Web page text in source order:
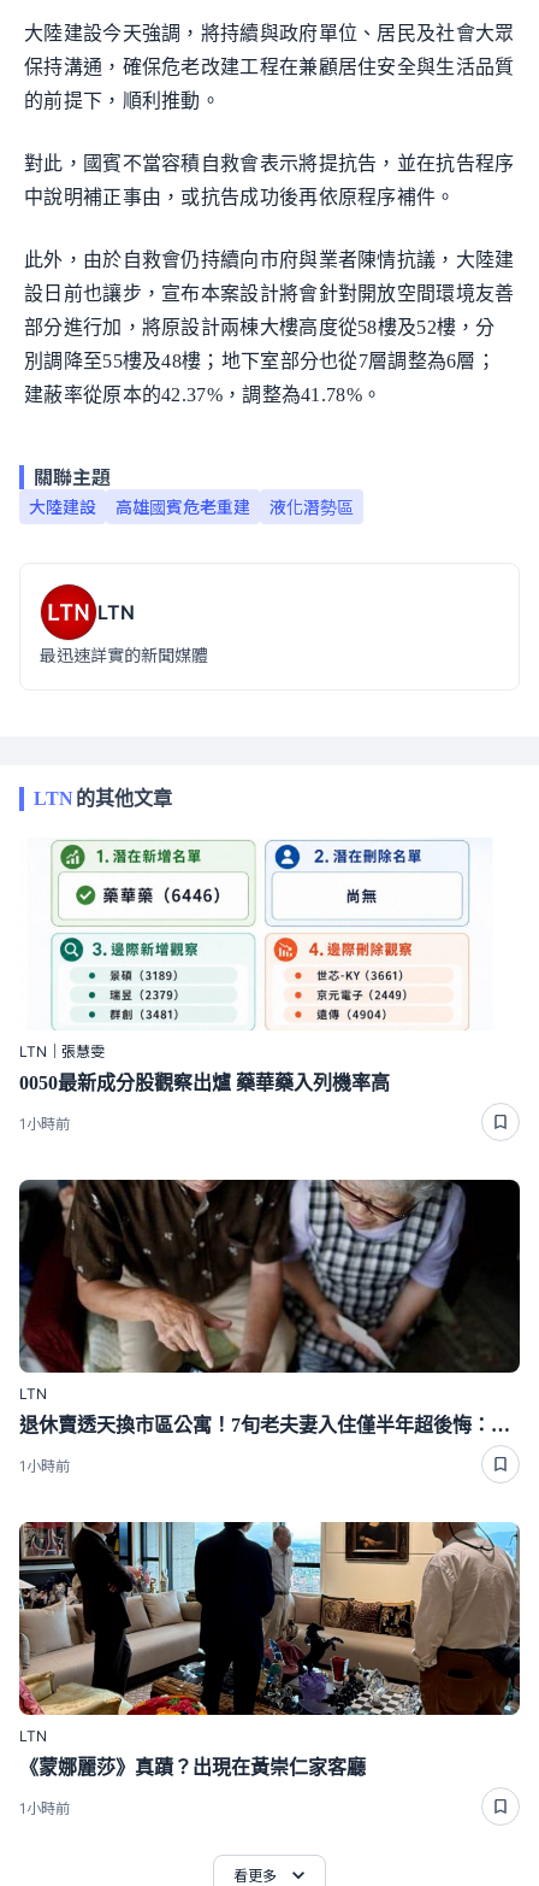
大陸建設今天強調，將持續與政府單位、居民及社會大眾
保持溝通，確保危老改建工程在兼顧居住安全與生活品質
的前提下，順利推動。
對此，國賓不當容積自救會表示將提抗告，並在抗告程序
中說明補正事由，或抗告成功後再依原程序補件。
此外，由於自救會仍持續向市府與業者陳情抗議，大陸建
設日前也讓步，宣布本案設計將會針對開放空間環境友善
部分進行加，將原設計兩棟大樓高度從58樓及52樓，分
別調降至55樓及48樓；地下室部分也從7層調整為6層；
建蔽率從原本的42.37%，調整為41.78%。
關聯主題
大陸建設 高雄國賓危老重建 液化潛勢區
LTN
最迅速詳實的新聞媒體
LTN的其他文章
LTN｜張慧雯
0050最新成分股觀察出爐 藥華藥入列機率高
1小時前
LTN
退休賣透天換市區公寓！7旬老夫妻入住僅半年超後悔：當初不該賣的
1小時前
LTN
《蒙娜麗莎》真蹟？出現在黃崇仁家客廳
1小時前
看更多